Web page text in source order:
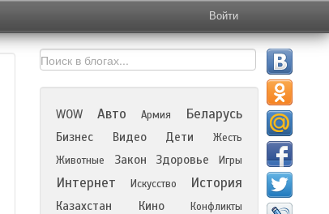
Войти
WOW Авто Армия Беларусь
Бизнес Видео Дети
Жесть
Животные
Закон Здоровье Игры
Интернет Искусство История
Казахстан Кино Конфликты